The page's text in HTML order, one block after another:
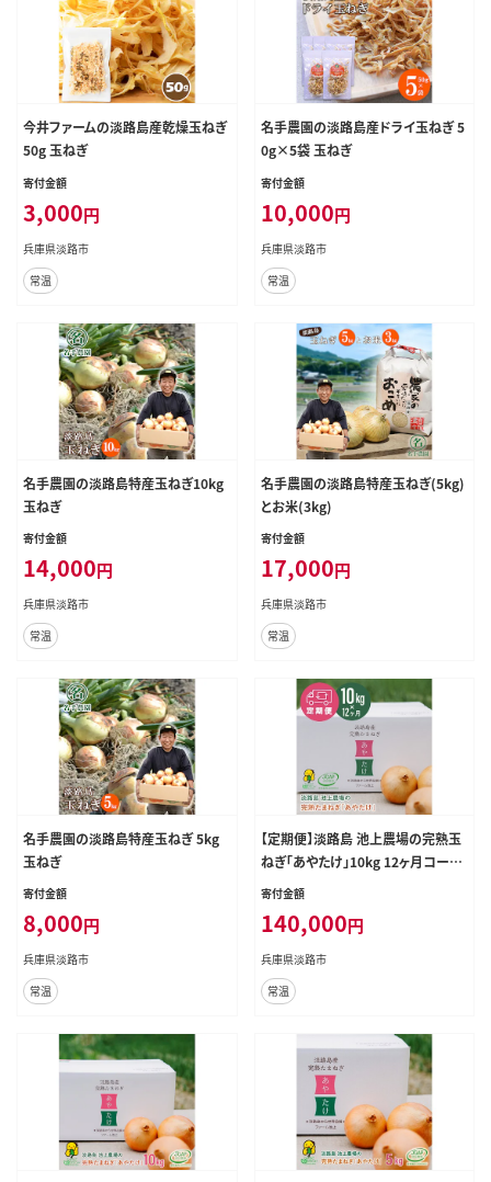
今井ファームの淡路島産乾燥玉ねぎ
50g 玉ねぎ
寄付金額
3,000円
兵庫県淡路市
常温
名手農園の淡路島産ドライ玉ねぎ 5
0g×5袋 玉ねぎ
寄付金額
10,000円
兵庫県淡路市
常温
名手農園の淡路島特産玉ねぎ10kg
玉ねぎ
寄付金額
14,000円
兵庫県淡路市
常温
名手農園の淡路島特産玉ねぎ(5kg)
とお米(3kg)
寄付金額
17,000円
兵庫県淡路市
常温
名手農園の淡路島特産玉ねぎ 5kg
玉ねぎ
寄付金額
8,000円
兵庫県淡路市
常温
【定期便】淡路島 池上農場の完熟玉
ねぎ「あやたけ」10kg 12ヶ月コース
玉ねぎ
寄付金額
140,000円
兵庫県淡路市
常温